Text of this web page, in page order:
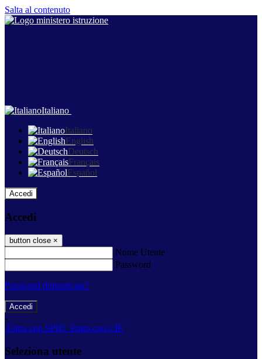
Salta al contenuto
Italiano
Italiano
English
Deutsch
Français
Español
Accedi
Accedi
button close ×
Nome Utente
Password
Password dimenticata?
-
Entra con SPID Entra con CIE
Seleziona utente